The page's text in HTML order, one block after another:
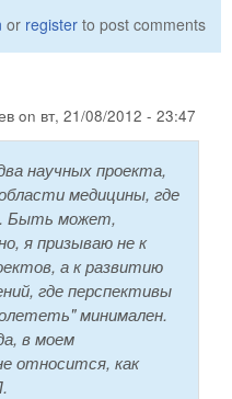
or register to post comments
on вт, 21/08/2012 - 23:47
научных проекта,
медицины, где
Быть может,
я призываю не к
а к развитию
где перспективы
минимален.
в моем
относится, как